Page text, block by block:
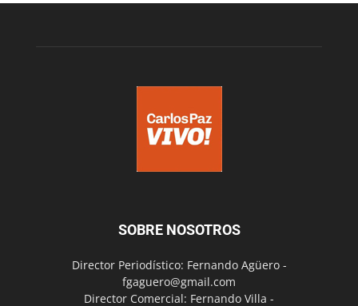
SOBRE NOSOTROS
Director Periodístico: Fernando Agüero -
fgaguero@gmail.com
Director Comercial: Fernando Villa -